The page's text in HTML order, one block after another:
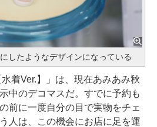
したようなデザインになっている
着Ver.】」は、現在あみあみ秋
中のデコマスだ。すでに予約も
前に一度自分の目で実物をチェ
人は、この機会にお店に足を運